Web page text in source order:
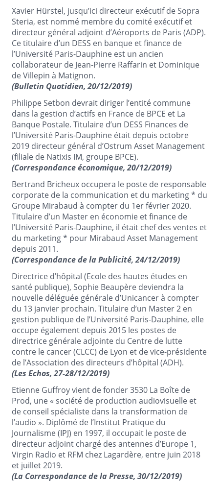
Xavier Hürstel, jusqu’ici directeur exécutif de Sopra
Steria, est nommé membre du comité exécutif et
directeur général adjoint d’Aéroports de Paris (ADP).
Ce titulaire d’un DESS en banque et finance de
l’Université Paris-Dauphine est un ancien
collaborateur de Jean-Pierre Raffarin et Dominique
de Villepin à Matignon.
(Bulletin Quotidien, 20/12/2019)
Philippe Setbon devrait diriger l’entité commune
dans la gestion d’actifs en France de BPCE et La
Banque Postale. Titulaire d’un DESS Finances de
l’Université Paris-Dauphine était depuis octobre
2019 directeur général d’Ostrum Asset Management
(filiale de Natixis IM, groupe BPCE).
(Correspondance économique, 20/12/2019)
Bertrand Bricheux occupera le poste de responsable
corporate de la communication et du marketing * du
Groupe Mirabaud à compter du 1er février 2020.
Titulaire d’un Master en économie et finance de
l’Université Paris-Dauphine, il était chef des ventes et
du marketing * pour Mirabaud Asset Management
depuis 2011.
(Correspondance de la Publicité, 24/12/2019)
Directrice d’hôpital (Ecole des hautes études en
santé publique), Sophie Beaupère deviendra la
nouvelle déléguée générale d’Unicancer à compter
du 13 janvier prochain. Titulaire d’un Master 2 en
gestion publique de l’Université Paris-Dauphine, elle
occupe également depuis 2015 les postes de
directrice générale adjointe du Centre de lutte
contre le cancer (CLCC) de Lyon et de vice-présidente
de l’Association des directeurs d’hôpital (ADH).
(Les Echos, 27-28/12/2019)
Etienne Guffroy vient de fonder 3530 La Boîte de
Prod, une « société de production audiovisuelle et
de conseil spécialiste dans la transformation de
l’audio ». Diplômé de l’Institut Pratique du
Journalisme (IPJ) en 1997, il occupait le poste de
directeur adjoint chargé des antennes d’Europe 1,
Virgin Radio et RFM chez Lagardère, entre juin 2018
et juillet 2019.
(La Correspondance de la Presse, 30/12/2019)